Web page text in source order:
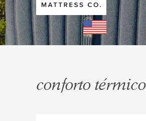
conforto térmico